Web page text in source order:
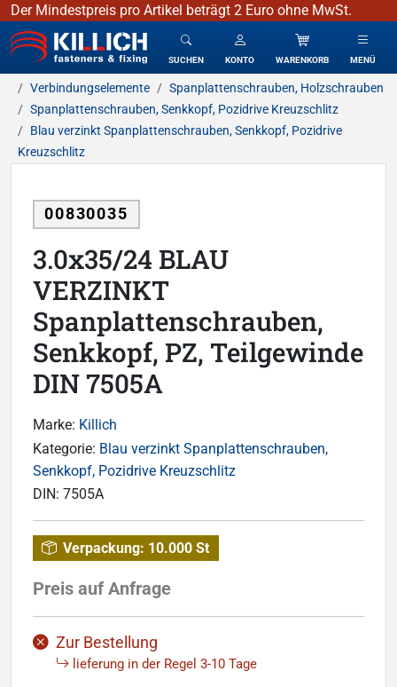
Der Mindestpreis pro Artikel beträgt 2 Euro ohne MwSt.
KILLICH - Verbindungselemente
SUCHEN KONTO WARENKORB MENÜ
Verbindungselemente
Spanplattenschrauben, Holzschrauben
Spanplattenschrauben, Senkkopf, Pozidrive Kreuzschlitz
Blau verzinkt Spanplattenschrauben, Senkkopf, Pozidrive
Kreuzschlitz
00830035
3.0x35/24 BLAU
VERZINKT
Spanplattenschrauben,
Senkkopf, PZ, Teilgewinde
DIN 7505A
Marke: Killich
Kategorie: Blau verzinkt Spanplattenschrauben,
Senkkopf, Pozidrive Kreuzschlitz
DIN: 7505A
Verpackung: 10.000 St
Preis auf Anfrage
Zur Bestellung
lieferung in der Regel 3-10 Tage